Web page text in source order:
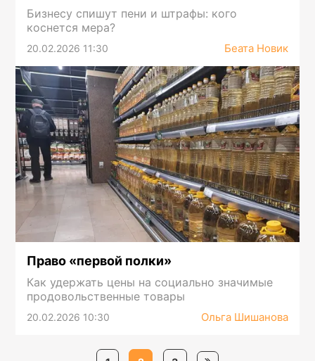
Бизнесу спишут пени и штрафы: кого
коснется мера?
20.02.2026 11:30 Беата Новик
Право «первой полки»
Как удержать цены на социально значимые
продовольственные товары
20.02.2026 10:30 Ольга Шишанова